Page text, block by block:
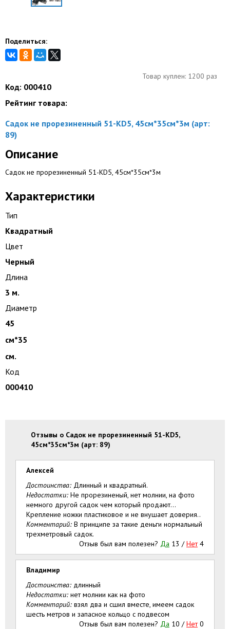
Поделиться:
Товар куплен: 1200 раз
Код: 000410
Рейтинг товара:
Садок не прорезиненный 51-KD5, 45см*35см*3м (арт:
89)
Описание
Садок не прорезиненный 51-KD5, 45см*35см*3м
Характеристики
Тип
Квадратный
Цвет
Черный
Длина
3 м.
Диаметр
45
см*35
см.
Код
000410
Отзывы о Садок не прорезиненный 51-KD5,
45см*35см*3м (арт: 89)
Алексей
Достоинства: Длинный и квадратный.
Недостатки: Не прорезиненый, нет молнии, на фото
немного другой садок чем который продают...
Крепление ножки пластиковое и не внушает доверия..
Комментарий: В принципе за такие деньги нормальный
трехметровый садок.
Отзыв был вам полезен? Да 13 /Нет 4
Владимир
Достоинства: длинный
Недостатки: нет молнии как на фото
Комментарий: взял два и сшил вместе, имеем садок
шесть метров и запасное кольцо с подвесом
Отзыв был вам полезен? Да 10 /Нет 0